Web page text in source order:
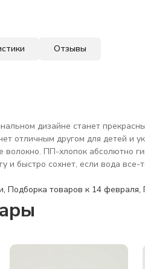
Отзывы
дизайне станет
отличным другом для детей и
волокно. ПП-хлопок абсолютно
и быстро сохнет, если вода
, Подборка товаров к 14 февраля,